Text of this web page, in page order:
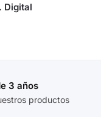
Digital
3 años
productos